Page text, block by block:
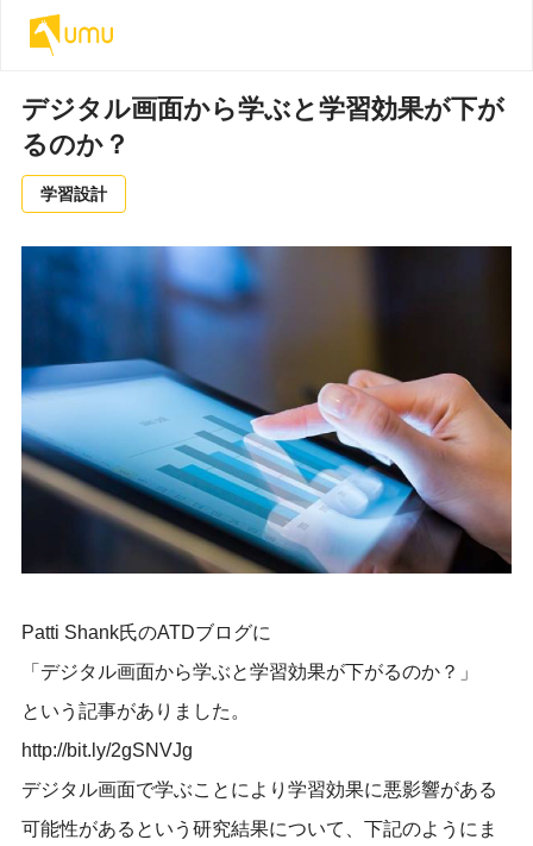
デジタル画面から学ぶと学習効果が下が
るのか？
学習設計
Patti Shank氏のATDブログに
「デジタル画面から学ぶと学習効果が下がるのか？」
という記事がありました。
http://bit.ly/2gSNVJg
デジタル画面で学ぶことにより学習効果に悪影響がある
可能性があるという研究結果について、下記のようにま